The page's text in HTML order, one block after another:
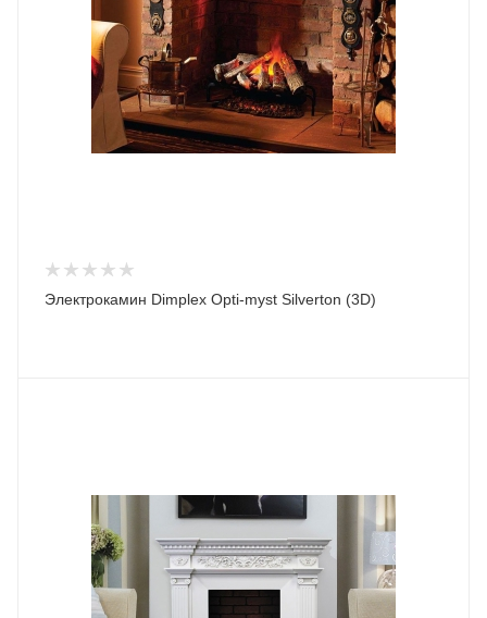
Электрокамин Dimplex Opti-myst Silverton (3D)